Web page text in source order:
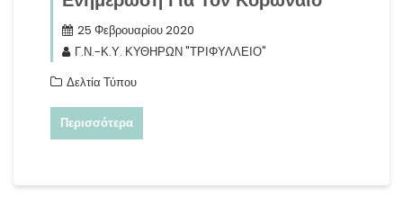
25 Φεβρουαρίου 2020
Γ.Ν.-Κ.Υ. ΚΥΘΗΡΩΝ "ΤΡΙΦΥΛΛΕΙΟ"
Δελτία Τύπου
Περισσότερα